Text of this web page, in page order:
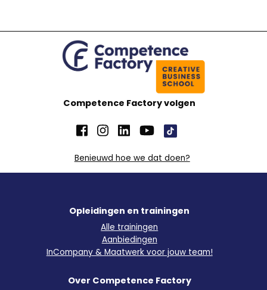
Competence Factory volgen
Benieuwd hoe we dat doen?
Opleidingen en trainingen
Alle trainingen
Aanbiedingen
InCompany & Maatwerk voor jouw team!
Over Competence Factory